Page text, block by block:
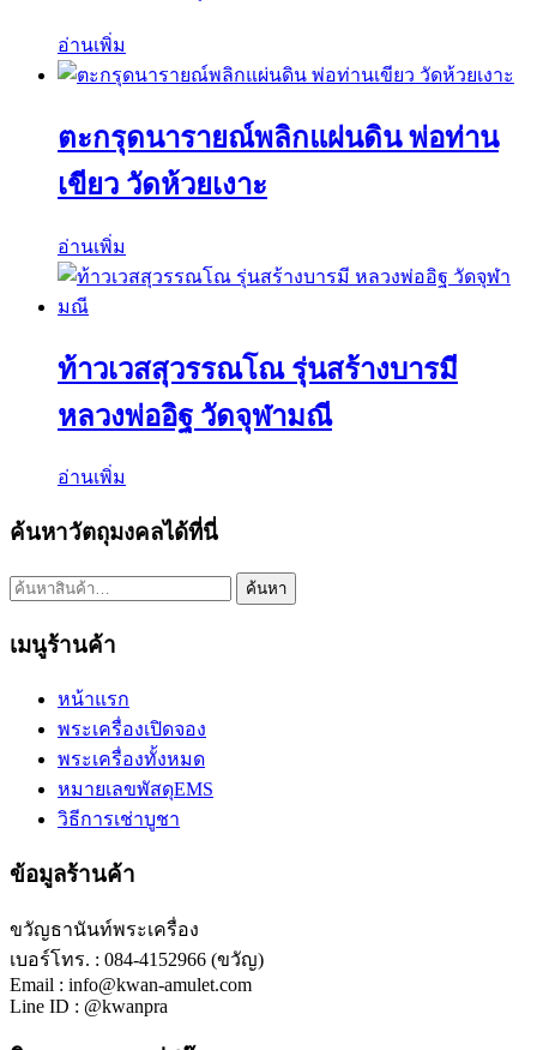
อ่านเพิ่ม
ตะกรุดนารายณ์พลิกแผ่นดิน พ่อท่าน
เขียว วัดห้วยเงาะ
อ่านเพิ่ม
ท้าวเวสสุวรรณโณ รุ่นสร้างบารมี
หลวงพ่ออิฐ วัดจุฬามณี
อ่านเพิ่ม
ค้นหาวัตถุมงคลได้ที่นี่
ค้นหา: ค้นหา
เมนูร้านค้า
หน้าแรก
พระเครื่องเปิดจอง
พระเครื่องทั้งหมด
หมายเลขพัสดุEMS
วิธีการเช่าบูชา
ข้อมูลร้านค้า
ขวัญธานันท์พระเครื่อง
เบอร์โทร. : 084-4152966 (ขวัญ)
Email : info@kwan-amulet.com
Line ID : @kwanpra